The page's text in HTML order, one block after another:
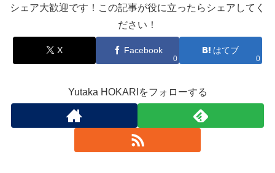
シェア大歓迎です！この記事が役に立ったらシェアしてく
ださい！
X Facebook
0
はてブ
0
Yutaka HOKARIをフォローする